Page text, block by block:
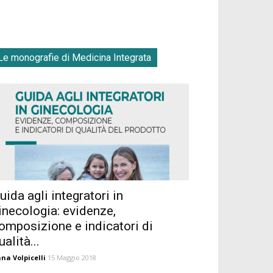
monografie di Medicina Integrata
agli integratori in
evidenze,
e indicatori di
Volpicelli 15 Maggio 2018